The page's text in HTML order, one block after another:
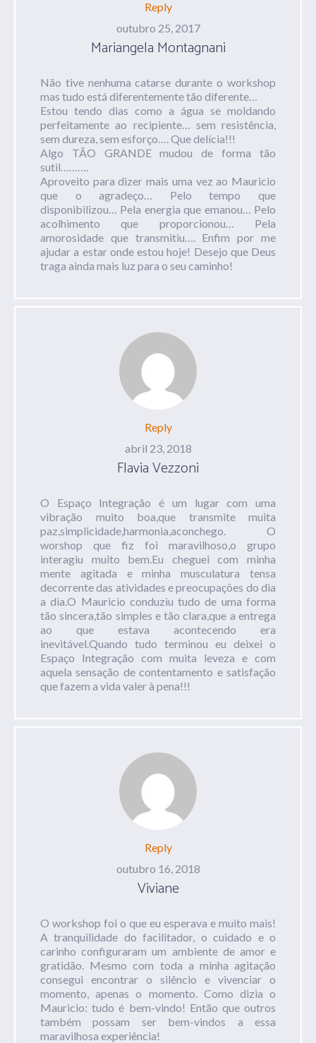
Reply
outubro 25, 2017
Mariangela Montagnani
Não tive nenhuma catarse durante o workshop
mas tudo está diferentemente tão diferente…
Estou tendo dias como a água se moldando
perfeitamente ao recipiente… sem resistência,
sem dureza, sem esforço…. Que delícia!!!
Algo TÃO GRANDE mudou de forma tão
sutil……….
Aproveito para dizer mais uma vez ao Mauricio
que o agradeço… Pelo tempo que
disponibilizou… Pela energia que emanou… Pelo
acolhimento que proporcionou… Pela
amorosidade que transmitiu…. Enfim por me
ajudar a estar onde estou hoje! Desejo que Deus
traga ainda mais luz para o seu caminho!
Reply
abril 23, 2018
Flavia Vezzoni
O Espaço Integração é um lugar com uma
vibração muito boa,que transmite muita
paz,simplicidade,harmonia,aconchego. O
worshop que fiz foi maravilhoso,o grupo
interagiu muito bem.Eu cheguei com minha
mente agitada e minha musculatura tensa
decorrente das atividades e preocupações do dia
a dia.O Mauricio conduziu tudo de uma forma
tão sincera,tão simples e tão clara,que a entrega
ao que estava acontecendo era
inevitável.Quando tudo terminou eu deixei o
Espaço Integração com muita leveza e com
aquela sensação de contentamento e satisfação
que fazem a vida valer à pena!!!
Reply
outubro 16, 2018
Viviane
O workshop foi o que eu esperava e muito mais!
A tranquilidade do facilitador, o cuidado e o
carinho configuraram um ambiente de amor e
gratidão. Mesmo com toda a minha agitação
consegui encontrar o silêncio e vivenciar o
momento, apenas o momento. Como dizia o
Mauricio: tudo é bem-vindo! Então que outros
também possam ser bem-vindos a essa
maravilhosa experiência!